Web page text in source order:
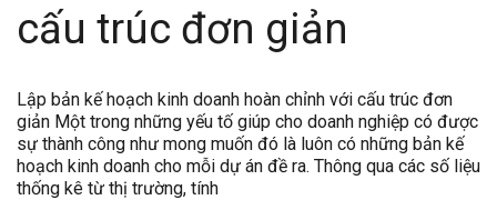
cấu trúc đơn giản
Lập bản kế hoạch kinh doanh hoàn chỉnh với cấu trúc đơn
giản Một trong những yếu tố giúp cho doanh nghiệp có được
sự thành công như mong muốn đó là luôn có những bản kế
hoạch kinh doanh cho mỗi dự án đề ra. Thông qua các số liệu
thống kê từ thị trường, tính